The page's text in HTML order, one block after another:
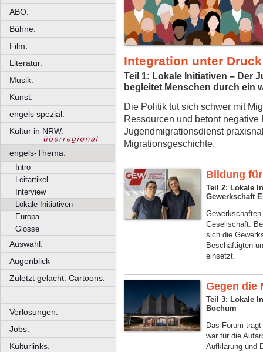
ABO.
Bühne.
Film.
Literatur.
Musik.
Kunst.
engels spezial.
Kultur in NRW.
engels-Thema.
Intro
Leitartikel
Interview
Lokale Initiativen
Europa
Glosse
Auswahl.
Augenblick
Zuletzt gelacht: Cartoons.
––––––––––––––––––––
Verlosungen.
Jobs.
Kulturlinks.
Integration unter Druck
Teil 1: Lokale Initiativen – Der
begleitet Menschen durch ein
Die Politik tut sich schwer mit
Ressourcen und betont
Jugendmigrationsdienst
Migrationsgeschichte.
Bildung
Teil 2: Lokale
Gewerkschaft
Gesellschaft.
sich die
Beschäftigten
einsetzt.
Gegen die
Teil 3: Lokale
Bochum
Das Forum
war für die
Aufklärung und